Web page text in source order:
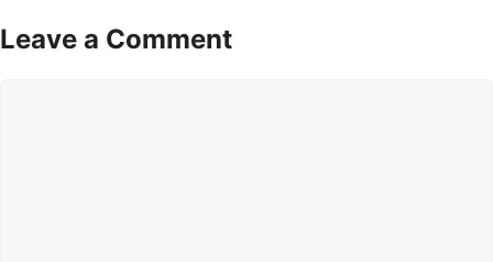
Leave a Comment